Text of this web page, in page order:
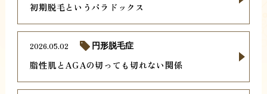
初期脱毛というパラドックス
脂性肌とAGAの切っても切れない関係
2026.05.02 円形脱毛症